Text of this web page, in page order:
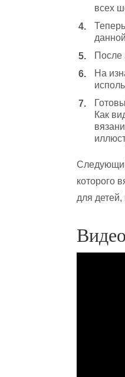
всех
После
На
Как
которого
для